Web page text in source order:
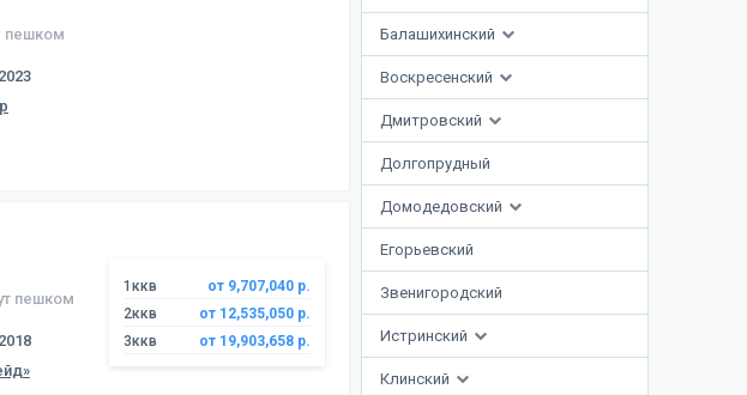
Балашихинский
Воскресенский
Дмитровский
Долгопрудный
Домодедовский
Егорьевский
Звенигородский
Истринский
Клинский
пешком
пешком
1ккв
от 9,707,040 р.
2ккв
от 12,535,050 р.
3ккв
от 19,903,658 р.